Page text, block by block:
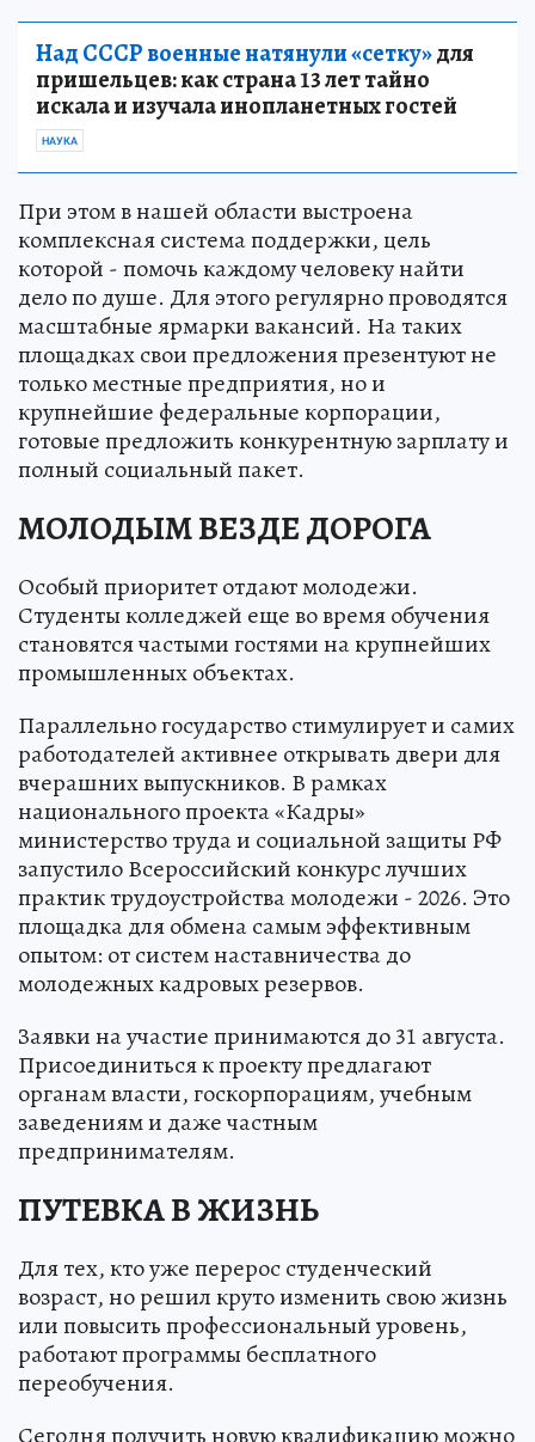
Над СССР военные натянули «сетку»для
пришельцев: как страна 13 лет тайно
искала и изучала инопланетных гостей
НАУКА
При этом в нашей области выстроена
комплексная система поддержки, цель
которой - помочь каждому человеку найти
дело по душе. Для этого регулярно проводятся
масштабные ярмарки вакансий. На таких
площадках свои предложения презентуют не
только местные предприятия, но и
крупнейшие федеральные корпорации,
готовые предложить конкурентную зарплату и
полный социальный пакет.
МОЛОДЫМ ВЕЗДЕ ДОРОГА
Особый приоритет отдают молодежи.
Студенты колледжей еще во время обучения
становятся частыми гостями на крупнейших
промышленных объектах.
Параллельно государство стимулирует и самих
работодателей активнее открывать двери для
вчерашних выпускников. В рамках
национального проекта «Кадры»
министерство труда и социальной защиты РФ
запустило Всероссийский конкурс лучших
практик трудоустройства молодежи - 2026. Это
площадка для обмена самым эффективным
опытом: от систем наставничества до
молодежных кадровых резервов.
Заявки на участие принимаются до 31 августа.
Присоединиться к проекту предлагают
органам власти, госкорпорациям, учебным
заведениям и даже частным
предпринимателям.
ПУТЕВКА В ЖИЗНЬ
Для тех, кто уже перерос студенческий
возраст, но решил круто изменить свою жизнь
или повысить профессиональный уровень,
работают программы бесплатного
переобучения.
Сегодня получить новую квалификацию можно